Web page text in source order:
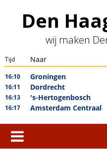
contentDen
wij maken
Zoeken
naar: